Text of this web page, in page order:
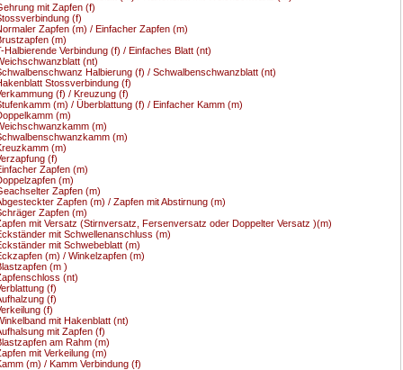
mit Zapfen (f)
(f)
Zapfen (m) / Einfacher Zapfen (m)
(m)
Halbierende Verbindung (f) / Einfaches Blatt (nt)
(nt)
Halbierung (f) / Schwalbenschwanzblatt (nt)
Stossverbindung (f)
(f) / Kreuzung (f)
(m) / Überblattung (f) / Einfacher Kamm (m)
(m)
(m)
(m)
(m)
(f)
Zapfen (m)
(m)
Zapfen (m)
Zapfen (m) / Zapfen mit Abstirnung (m)
Zapfen (m)
mit Versatz (Stirnversatz, Fersenversatz oder Doppelter Versatz )(m)
mit Schwellenanschluss (m)
mit Schwebeblatt (m)
(m) / Winkelzapfen (m)
(m )
(nt)
(f)
(f)
(f)
mit Hakenblatt (nt)
mit Zapfen (f)
am Rahm (m)
mit Verkeilung (m)
(m) / Kamm Verbindung (f)